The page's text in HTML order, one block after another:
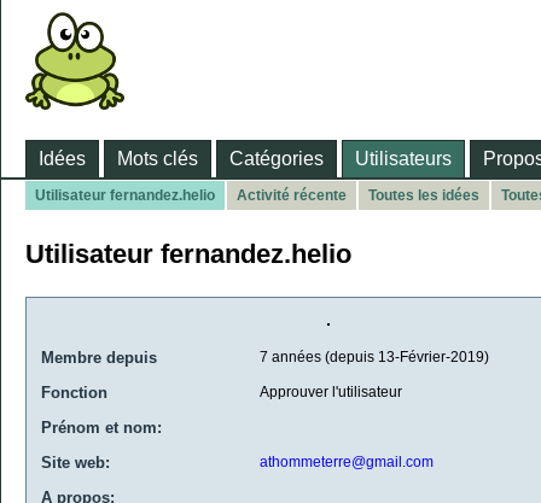
Idées Mots clés Catégories Utilisateurs
Utilisateur fernandez.helio Activité récente Toutes les idées
Utilisateur fernandez.helio
Membre depuis 7 années (depuis 13-Février-2019)
Fonction Approuver l'utilisateur
Prénom et nom:
Site web:
athommeterre@gmail.com
A propos: